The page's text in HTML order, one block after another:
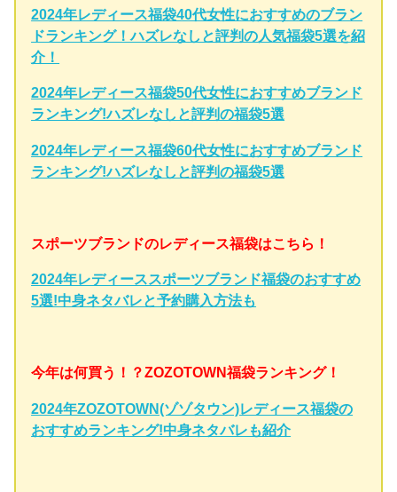
2024年レディース福袋40代女性におすすめのブラン
ドランキング！ハズレなしと評判の人気福袋5選を紹
介！
2024年レディース福袋50代女性におすすめブランド
ランキング!ハズレなしと評判の福袋5選
2024年レディース福袋60代女性におすすめブランド
ランキング!ハズレなしと評判の福袋5選
スポーツブランドのレディース福袋はこちら！
2024年レディーススポーツブランド福袋のおすすめ
5選!中身ネタバレと予約購入方法も
今年は何買う！？ZOZOTOWN福袋ランキング！
2024年ZOZOTOWN(ゾゾタウン)レディース福袋の
おすすめランキング!中身ネタバレも紹介